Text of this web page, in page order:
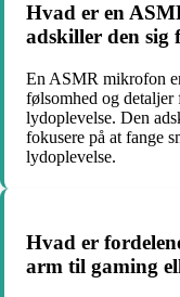
Hvad er en
adskiller den sig
En ASMR mikrofon
følsomhed og detaljer
lydoplevelse. Den
fokusere på at fange
lydoplevelse.
Hvad er
arm til gaming